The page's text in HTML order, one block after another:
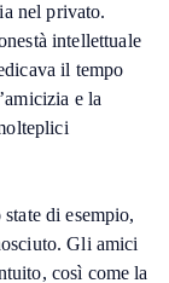
nel privato.
intellettuale
il tempo
e la
di esempio,
Gli amici
così come la